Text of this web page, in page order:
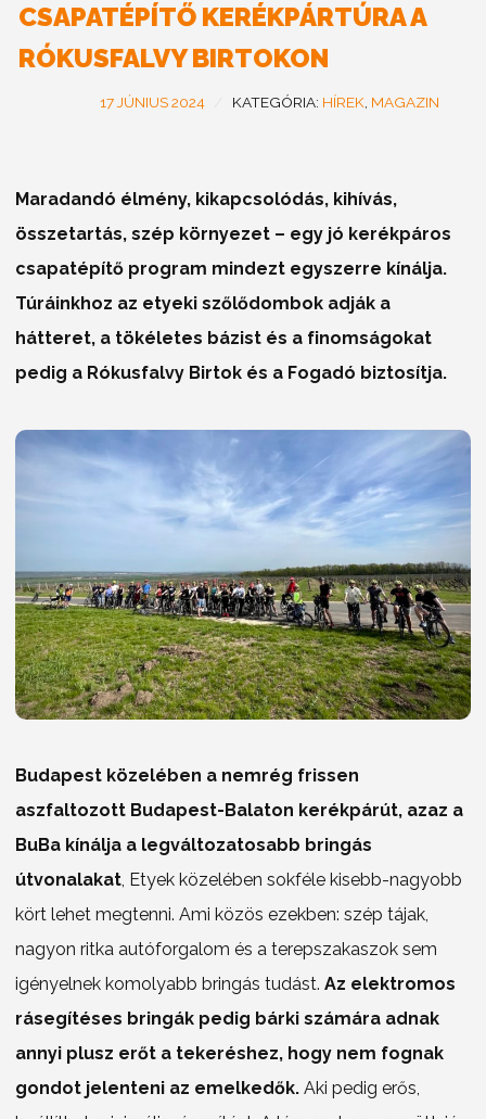
CSAPATÉPÍTŐ KERÉKPÁRTÚRA A
RÓKUSFALVY BIRTOKON
17 JÚNIUS 2024 KATEGÓRIA: HÍREK MAGAZIN
Maradandó élmény, kikapcsolódás, kihívás,
összetartás, szép környezet – egy jó kerékpáros
csapatépítő program mindezt egyszerre kínálja.
Túráinkhoz az etyeki szőlődombok adják a
hátteret, a tökéletes bázist és a finomságokat
pedig a Rókusfalvy Birtok és a Fogadó biztosítja.
Budapest közelében a nemrég frissen
aszfaltozott Budapest-Balaton kerékpárút, azaz a
BuBa kínálja a legváltozatosabb bringás
útvonalakat , Etyek közelében sokféle kisebb-nagyobb
kört lehet megtenni. Ami közös ezekben: szép tájak,
nagyon ritka autóforgalom és a terepszakaszok sem
igényelnek komolyabb bringás tudást.Az elektromos
rásegítéses bringák pedig bárki számára adnak
annyi plusz erőt a tekeréshez, hogy nem fognak
gondot jelenteni az emelkedők. Aki pedig erős,